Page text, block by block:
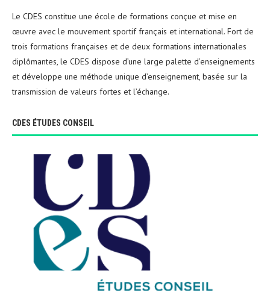
Le CDES constitue une école de formations conçue et mise en
œuvre avec le mouvement sportif français et international. Fort de
trois formations françaises et de deux formations internationales
diplômantes, le CDES dispose d’une large palette d’enseignements
et développe une méthode unique d’enseignement, basée sur la
transmission de valeurs fortes et l’échange.
CDES ÉTUDES CONSEIL